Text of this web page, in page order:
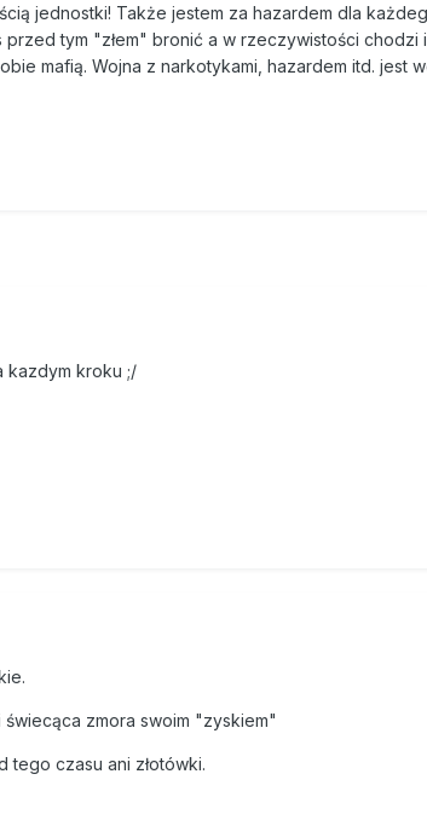
jednostki! Także jestem za hazardem dla
tym "złem" bronić a w rzeczywistości chodzi
mafią. Wojna z narkotykami, hazardem itd. jest
kazdym kroku ;/
świecąca zmora swoim "zyskiem"
tego czasu ani złotówki.